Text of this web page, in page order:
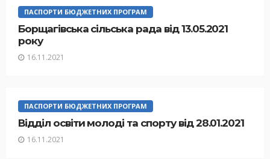
ПАСПОРТИ БЮДЖЕТНИХ ПРОГРАМ
Борщагівська сільська рада від 13.05.2021
року
16.11.2021
ПАСПОРТИ БЮДЖЕТНИХ ПРОГРАМ
Відділ освіти молоді та спорту від 28.01.2021
16.11.2021